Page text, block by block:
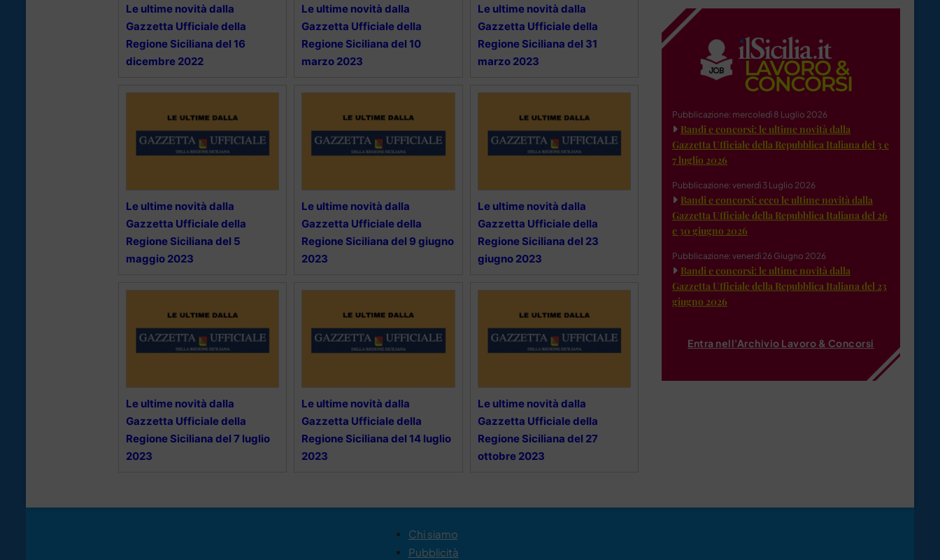
Le ultime novità dalla
Gazzetta Ufficiale della
Regione Siciliana del 16
dicembre 2022
Le ultime novità dalla
Gazzetta Ufficiale della
Regione Siciliana del 10
marzo 2023
Le ultime novità dalla
Gazzetta Ufficiale della
Regione Siciliana del 31
marzo 2023
Le ultime novità dalla
Gazzetta Ufficiale della
Regione Siciliana del 5
maggio 2023
Le ultime novità dalla
Gazzetta Ufficiale della
Regione Siciliana del 9 giugno
2023
Le ultime novità dalla
Gazzetta Ufficiale della
Regione Siciliana del 23
giugno 2023
Le ultime novità dalla
Gazzetta Ufficiale della
Regione Siciliana del 7 luglio
2023
Le ultime novità dalla
Gazzetta Ufficiale della
Regione Siciliana del 14 luglio
2023
Le ultime novità dalla
Gazzetta Ufficiale della
Regione Siciliana del 27
ottobre 2023
Pubblicazione: mercoledì 8 Luglio 2026
Bandi e concorsi: le ultime novità dalla
Gazzetta Ufficiale della Repubblica Italiana del 3 e
7 luglio 2026
Pubblicazione: venerdì 3 Luglio 2026
Bandi e concorsi: ecco le ultime novità dalla
Gazzetta Ufficiale della Repubblica Italiana del 26
e 30 giugno 2026
Pubblicazione: venerdì 26 Giugno 2026
Bandi e concorsi: le ultime novità dalla
Gazzetta Ufficiale della Repubblica Italiana del 23
giugno 2026
Entra nell'Archivio Lavoro & Concorsi
Chi siamo
Pubblicità